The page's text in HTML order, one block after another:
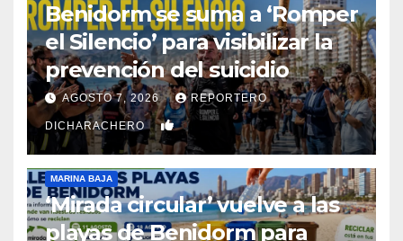
Benidorm se suma a ‘Romper
el Silencio’ para visibilizar la
prevención del suicidio
AGOSTO 7, 2026 REPORTERO
DICHARACHERO 0
MARINA BAJA
‘Mirada circular’ vuelve a las
playas de Benidorm para